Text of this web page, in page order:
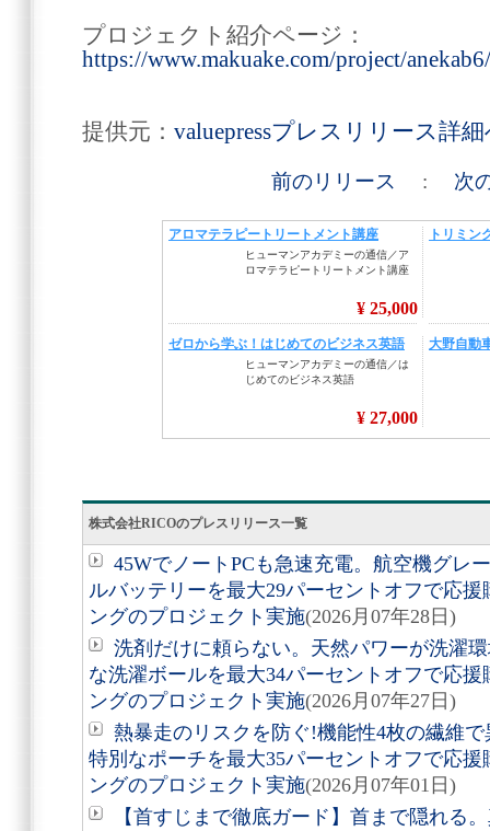
プロジェクト紹介ページ：
https://www.makuake.com/project/anekab6/
提供元： valuepressプレスリリース詳
前のリリース : 次
株式会社RICOのプレスリリース一覧
45WでノートPCも急速充電。航空機グレ
ルバッテリーを最大29パーセントオフで応
ングのプロジェクト実施(2026月07年28日)
洗剤だけに頼らない。天然パワーが洗濯
な洗濯ボールを最大34パーセントオフで応
ングのプロジェクト実施(2026月07年27日)
熱暴走のリスクを防ぐ!機能性4枚の繊維
特別なポーチを最大35パーセントオフで応
ングのプロジェクト実施(2026月07年01日)
【首すじまで徹底ガード】首まで隠れる